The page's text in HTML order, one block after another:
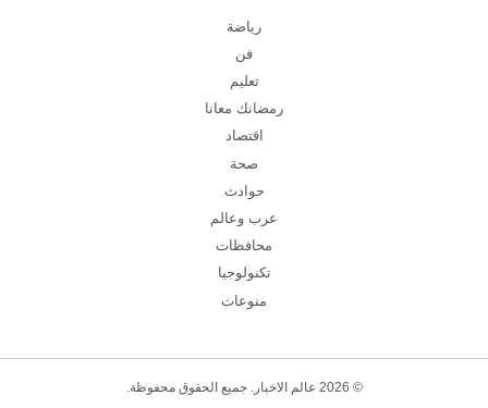
رياضة
فن
تعليم
رمضانك معانا
اقتصاد
صحة
حوادث
عرب وعالم
محافظات
تكنولوجيا
منوعات
© 2026 عالم الاخبار. جميع الحقوق محفوظة.